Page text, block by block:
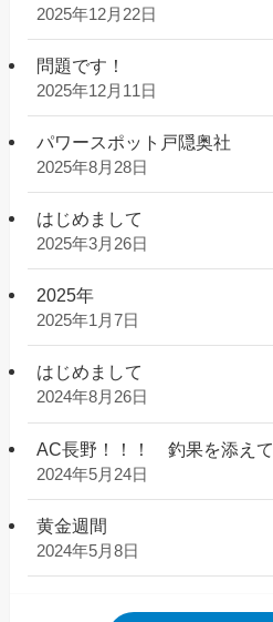
2025年12月22日
問題です！
2025年12月11日
パワースポット戸隠奥社
2025年8月28日
はじめまして
2025年3月26日
2025年
2025年1月7日
はじめまして
2024年8月26日
AC長野！！！ 釣果を添えて
2024年5月24日
黄金週間
2024年5月8日